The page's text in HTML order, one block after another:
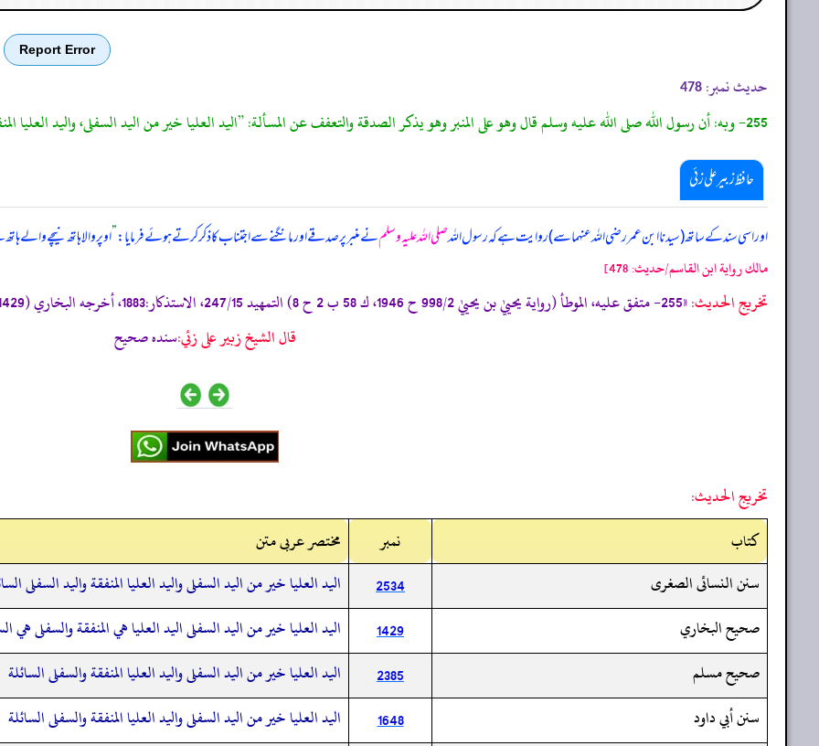
Report Error
حدیث نمبر: 478
255- وبه: أن رسول الله صلى الله عليه وسلم قال وهو على المنبر وهو يذكر الصدقة والتعفف عن المسألة: ”اليد العليا خير من اليد السفلى، واليد العليا المنفقة، والسفلى السائلة.“
حافظ زبیر علی زئی
اور اسی سند کے ساتھ (سیدنا ابن عمر رضی اللہ عنہما سے) روایت ہے کہ رسول اللہصلی اللہ علیہ وسلمنے منبر پر صدقے اور مانگنے سے اجتناب کا ذکر کرتے ہوئے فرمایا:”اوپر والا ہاتھ نیچے والے
مالك رواية ابن القاسم/حدیث: 478]
تخریج الحدیث:«255- متفق عليه، الموطأ (رواية يحييٰ بن يحييٰ 998/2 ح 1946، ك 58 ب 2 ح 8) التمهيد 247/15، الاستذكار:1883، أخرجه البخاري (1429) و مسلم (1033/94) من حديث مالك به.»
قال الشيخ زبير على زئي:سنده صحيح
تخريج الحديث:
کتاب
نمبر
مختصر عربی متن
سنن النسائى الصغرى
2534
اليد العليا خير من اليد السفلى واليد العليا المنفقة واليد السفلى
صحيح البخاري
1429
اليد العليا خير من اليد السفلى اليد العليا هي المنفقة والسفلى هي
صحيح مسلم
2385
اليد العليا خير من اليد السفلى واليد العليا المنفقة والسفلى السائلة
سنن أبي داود
1648
اليد العليا خير من اليد السفلى واليد العليا المنفقة والسفلى السائلة